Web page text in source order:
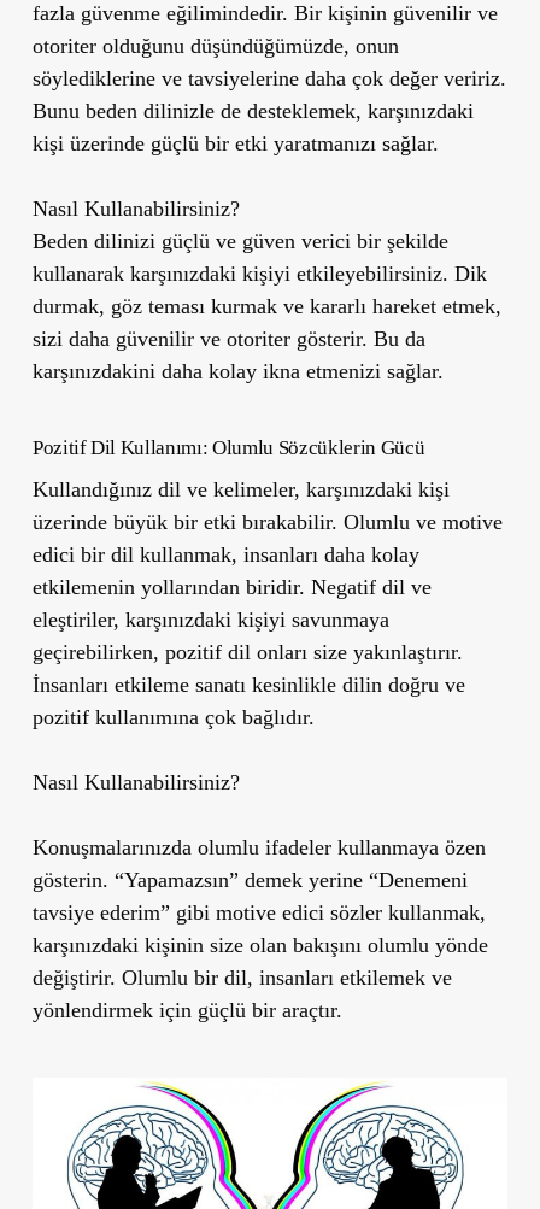
fazla güvenme eğilimindedir. Bir kişinin güvenilir ve
otoriter olduğunu düşündüğümüzde, onun
söylediklerine ve tavsiyelerine daha çok değer veririz.
Bunu beden dilinizle de desteklemek, karşınızdaki
kişi üzerinde güçlü bir etki yaratmanızı sağlar.
Nasıl Kullanabilirsiniz?
Beden dilinizi güçlü ve güven verici bir şekilde
kullanarak karşınızdaki kişiyi etkileyebilirsiniz. Dik
durmak, göz teması kurmak ve kararlı hareket etmek,
sizi daha güvenilir ve otoriter gösterir. Bu da
karşınızdakini daha kolay ikna etmenizi sağlar.
Pozitif Dil Kullanımı: Olumlu Sözcüklerin Gücü
Kullandığınız dil ve kelimeler, karşınızdaki kişi
üzerinde büyük bir etki bırakabilir. Olumlu ve motive
edici bir dil kullanmak, insanları daha kolay
etkilemenin yollarından biridir. Negatif dil ve
eleştiriler, karşınızdaki kişiyi savunmaya
geçirebilirken, pozitif dil onları size yakınlaştırır.
İnsanları etkileme sanatı kesinlikle dilin doğru ve
pozitif kullanımına çok bağlıdır.
Nasıl Kullanabilirsiniz?
Konuşmalarınızda olumlu ifadeler kullanmaya özen
gösterin. “Yapamazsın” demek yerine “Denemeni
tavsiye ederim” gibi motive edici sözler kullanmak,
karşınızdaki kişinin size olan bakışını olumlu yönde
değiştirir. Olumlu bir dil, insanları etkilemek ve
yönlendirmek için güçlü bir araçtır.